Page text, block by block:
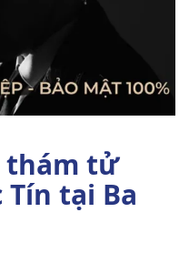
thám tử
tại Ba